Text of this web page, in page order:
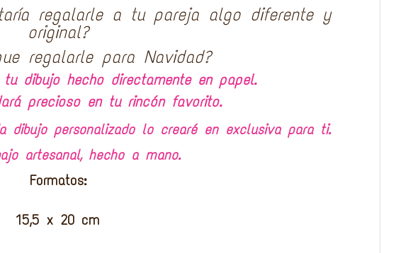
regalarle a tu pareja algo diferente y
original?
regalarle para Navidad?
dibujo hecho directamente en papel.
precioso en tu rincón favorito.
dibujo personalizado lo crearé en exclusiva para ti.
artesanal, hecho a mano.
Formatos:
15,5 x 20 cm